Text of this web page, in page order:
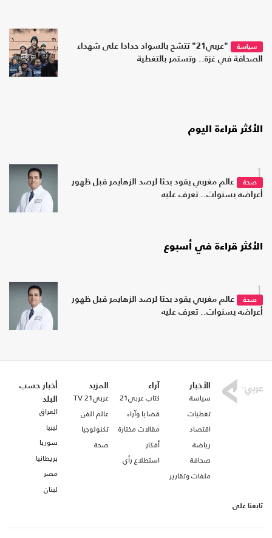
سياسة
"عربي21" تتشح بالسواد حدادا على شهداء
الصحافة في غزة.. وتستمر بالتغطية
الأكثر قراءة اليوم
1
صحة
عالم مغربي يقود بحثا لرصد الزهايمر قبل ظهور
أعراضه بسنوات.. تعرف عليه
الأكثر قراءة في أسبوع
1
صحة
عالم مغربي يقود بحثا لرصد الزهايمر قبل ظهور
أعراضه بسنوات.. تعرف عليه
الأخبار
سياسة
تغطيات
اقتصاد
رياضة
صحافة
ملفات وتقارير
آراء
كتاب عربي21
قضايا وآراء
مقالات مختارة
أفكار
استطلاع رأي
المزيد
عربي21 TV
عالم الفن
تكنولوجيا
صحة
أخبار حسب
البلد
العراق
ليبيا
سوريا
بريطانيا
مصر
لبنان
تابعنا على